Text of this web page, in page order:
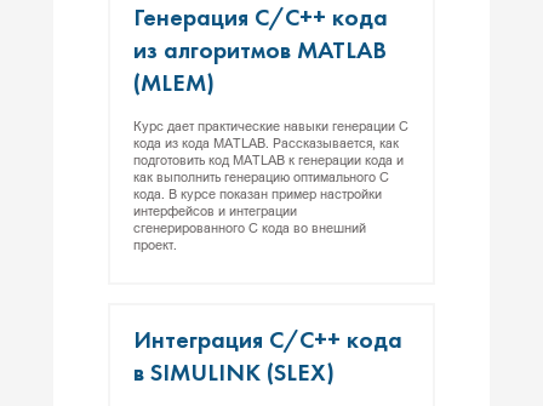
Ге­нера­ция C/C++ ко­да
из ал­го­рит­мов MATLAB
(MLEM)
Курс дает практические навыки генерации C
кода из кода MATLAB. Рассказывается, как
подготовить код MATLAB к генерации кода и
как выполнить генерацию оптимального C
кода. В курсе показан пример настройки
интерфейсов и интеграции
сгенерированного С кода во внешний
проект.
Ин­тегра­ция С/С++ ко­да
в SIMULINK (SLEX)